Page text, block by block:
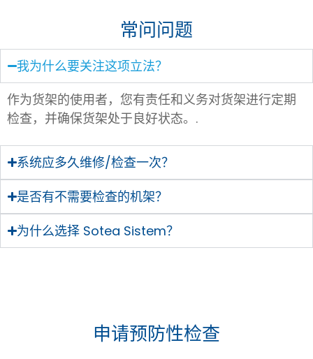
常问问题
我为什么要关注这项立法？
作为货架的使用者，您有责任和义务对货架进行定期
检查，并确保货架处于良好状态。.
系统应多久维修/检查一次？
是否有不需要检查的机架？
为什么选择 Sotea Sistem？
申请预防性检查